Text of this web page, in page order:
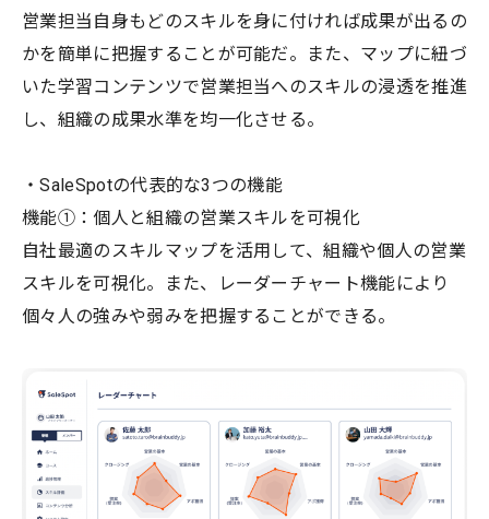
営業担当自身もどのスキルを身に付ければ成果が出るの
かを簡単に把握することが可能だ。また、マップに紐づ
いた学習コンテンツで営業担当へのスキルの浸透を推進
し、組織の成果水準を均一化させる。
・SaleSpotの代表的な3つの機能
機能①：個人と組織の営業スキルを可視化
自社最適のスキルマップを活用して、組織や個人の営業
スキルを可視化。また、レーダーチャート機能により
個々人の強みや弱みを把握することができる。